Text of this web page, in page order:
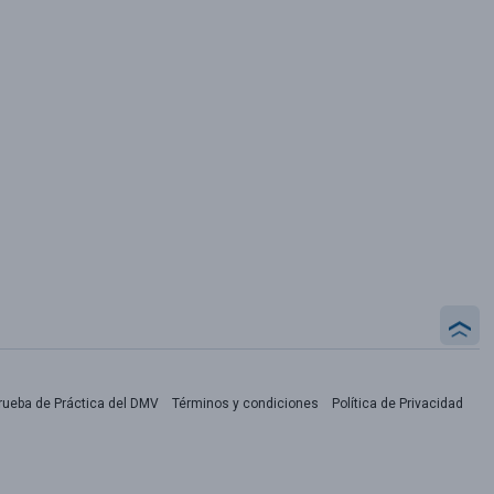
de Práctica del DMV Términos y condiciones Política de Privacidad